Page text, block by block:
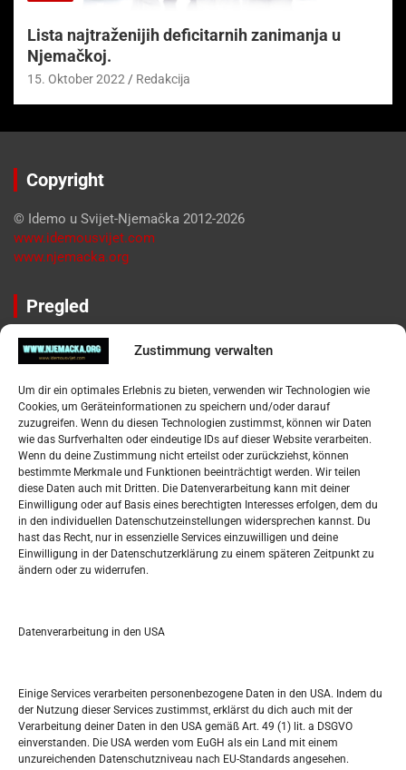
Zustimmung verwalten
Um dir ein optimales Erlebnis zu bieten, verwenden wir Technologien wie
Cookies, um Geräteinformationen zu speichern und/oder darauf
zuzugreifen. Wenn du diesen Technologien zustimmst, können wir Daten
wie das Surfverhalten oder eindeutige IDs auf dieser Website verarbeiten.
Wenn du deine Zustimmung nicht erteilst oder zurückziehst, können
bestimmte Merkmale und Funktionen beeinträchtigt werden. Wir teilen
diese Daten auch mit Dritten. Die Datenverarbeitung kann mit deiner
Einwilligung oder auf Basis eines berechtigten Interesses erfolgen, dem du
in den individuellen Datenschutzeinstellungen widersprechen kannst. Du
hast das Recht, nur in essenzielle Services einzuwilligen und deine
Einwilligung in der Datenschutzerklärung zu einem späteren Zeitpunkt zu
ändern oder zu widerrufen.
Datenverarbeitung in den USA
Einige Services verarbeiten personenbezogene Daten in den USA. Indem du
der Nutzung dieser Services zustimmst, erklärst du dich auch mit der
Verarbeitung deiner Daten in den USA gemäß Art. 49 (1) lit. a DSGVO
einverstanden. Die USA werden vom EuGH als ein Land mit einem
unzureichenden Datenschutzniveau nach EU-Standards angesehen.
Lista najtraženijih deficitarnih zanimanja u
Njemačkoj.
15. Oktober 2022 Redakcija
Copyright
© Idemo u Svijet-Njemačka 2012-2026
www.idemousvijet.com
www.njemacka.org
Pregled
Impressum
Datenschutzerklärung
Widerufsbelehrung
Oglašavanje / Postavite svoj oglas
Tko je “Idemo u Svijet – Njemačka?
Pretražite stranicu:
S
e
a
h
M D M D F S S
1
3 4 5 6 7 8